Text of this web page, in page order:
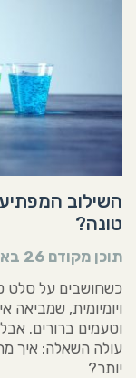
השילוב
טונה?
תוכן מקודם 26 באוקטובר 2025
כשחושבים על סלט
ויומיומית, שמביאה
וטעמים ברורים.
עולה השאלה: איך
יותר?